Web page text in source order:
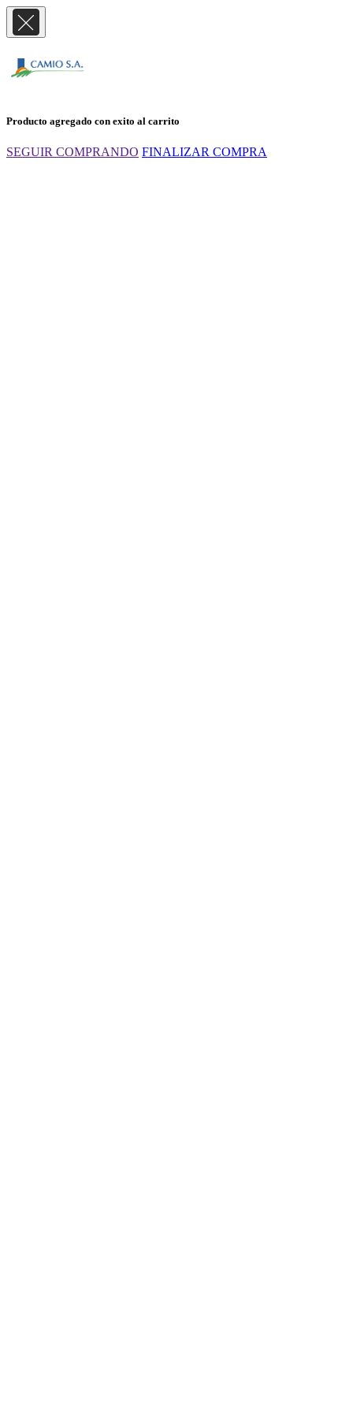
Producto agregado con exito al carrito
SEGUIR COMPRANDO FINALIZAR COMPRA